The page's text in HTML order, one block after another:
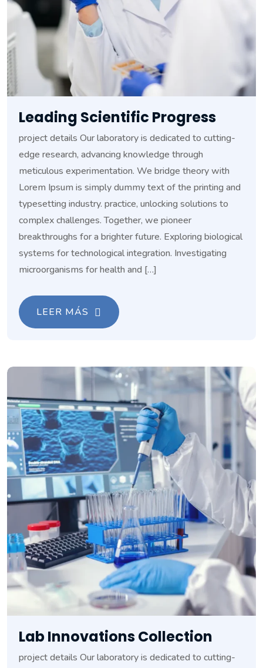
Leading Scientific Progress
project details Our laboratory is dedicated to cutting-
edge research, advancing knowledge through
meticulous experimentation. We bridge theory with
Lorem Ipsum is simply dummy text of the printing and
typesetting industry. practice, unlocking solutions to
complex challenges. Together, we pioneer
breakthroughs for a brighter future. Exploring biological
systems for technological integration. Investigating
microorganisms for health and […]
LEER MÁS
Lab Innovations Collection
project details Our laboratory is dedicated to cutting-